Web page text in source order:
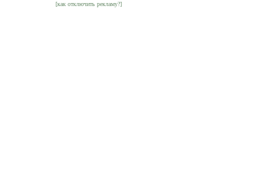
[как отключить рекламу?]